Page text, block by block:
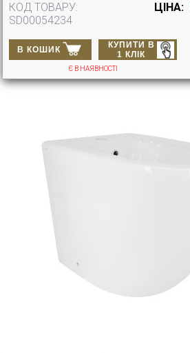
КОД ТОВАРУ:
SD00054234
ЦІНА:
В КОШИК
КУПИТИ В
1 КЛІК
Є В НАЯВНОСТІ